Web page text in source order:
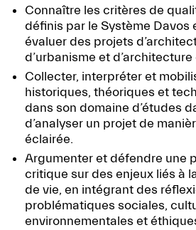
Connaître les critères de
définis par le Système Davos
évaluer des projets
d’urbanisme et
Collecter, interpréter et
historiques, théoriques et
dans son domaine d’études
d’analyser un projet de
éclairée.
Argumenter et défendre une
critique sur des enjeux liés à
de vie, en intégrant des
problématiques sociales,
environnementales et